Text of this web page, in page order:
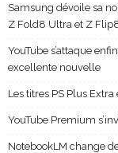
Samsung dévoile sa
Z Fold8 Ultra et Z
YouTube s’attaque
excellente nouvelle
Les titres PS Plus
YouTube Premium
NotebookLM change